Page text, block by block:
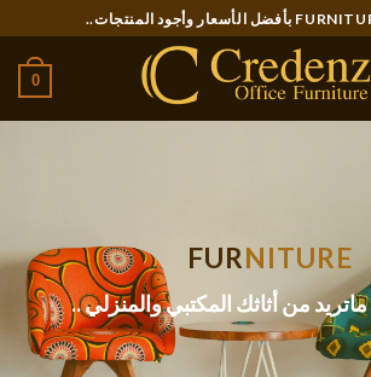
0
FURNITURE
من أثاثك المكتبي والمنزلي ..